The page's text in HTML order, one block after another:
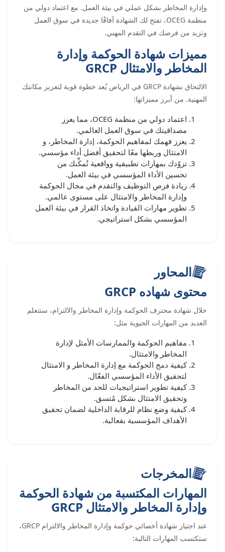
وإدارة المخاطر بشكل عملي في بيئة العمل. مع اعتماد دولي من
منظمة OCEG، تفتح لك الشهادة آفاقًا جديدة في سوق العمل
وتزيد من فرصك في التقدم المهني.
مميزات شهادة الحوكمة وإدارة
المخاطر والامتثال GRCP
الالتحاق بشهادة GRCP في الرياض يُعد خطوة قوية لتعزيز مكانتك
المهنية. من أبرز مميزاتها:
اعتماد دولي من منظمة OCEG، مما يعزز
مصداقيتك في سوق العمل العالمي.
يعزز فهمك لمفاهيم الحوكمة، إدارة المخاطر، و
الامتثال وربطها معًا لتحقيق أفضل أداء مؤسسي.
تزوّدك بمهارات تطبيقية وواقعية تُمكِّنك من
تحسين الأداء المؤسسي في بيئة العمل.
زيادة فرص التوظيف والتقدم في مجال الحوكمة
وإدارة المخاطر والامتثال على مستوى عالمي.
تطوير مهارات القيادة واتخاذ القرار في بيئة العمل
المؤسسي بشكل استراتيجي.
المحاور
محتوى شهاده GRCP
خلال شهادة محترف الحوكمة وإدارة المخاطر والالتزام، ستتعلم
العديد من المهارات الحيوية مثل:
مفاهيم الحوكمة والممارسات الأمثل لإدارة
المخاطر والامتثال.
كيفية دمج الحوكمة مع إدارة المخاطر و الامتثال
لتحقيق الأداء المؤسسي الفعّال.
كيفية تطوير استراتيجيات للحد من المخاطر
وتحقيق الامتثال بشكل مُتسق.
كيفية وضع نظام للرقابة الداخلية لضمان تحقيق
الأهداف المؤسسية بفعالية.
المخرجات
المهارات المكتسبة من شهادة الحوكمة
وإدارة المخاطر والامتثال GRCP
عند اجتياز شهادة أخصائي حوكمة وإدارة المخاطر والالتزام GRCP،
ستكتسب المهارات التالية: